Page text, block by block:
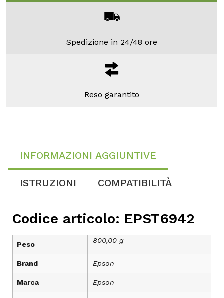
Spedizione in 24/48 ore
Reso garantito
INFORMAZIONI AGGIUNTIVE
ISTRUZIONI COMPATIBILITÀ
Codice articolo: EPST6942
Peso 800,00 g
Brand Epson
Marca Epson